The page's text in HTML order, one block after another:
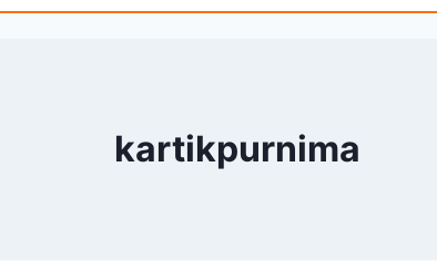
kartikpurnima